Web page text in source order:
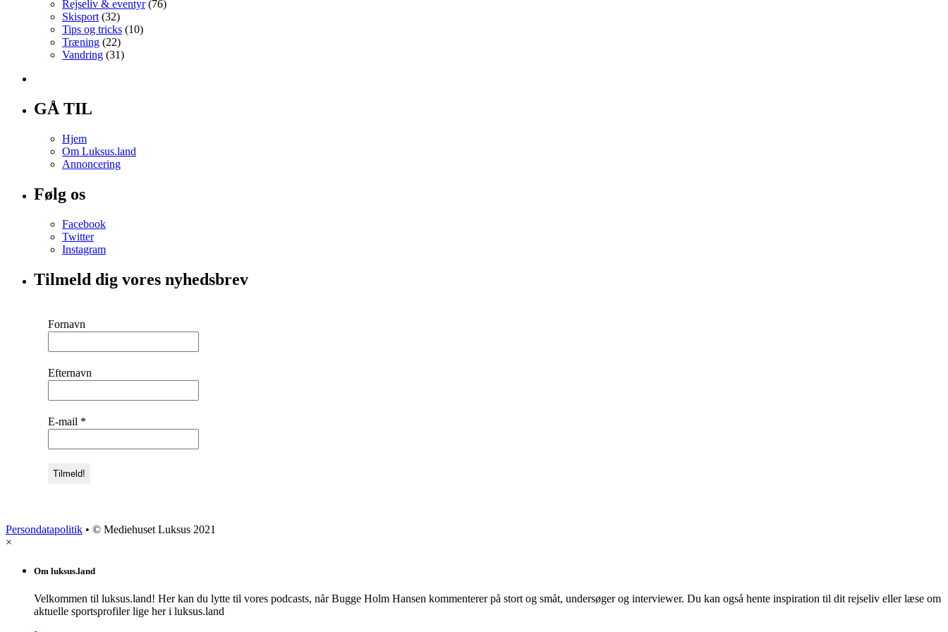
Rejseliv & eventyr(76)
Skisport (32)
Tips og tricks (10)
Træning (22)
Vandring (31)
GÅ TIL
Hjem
Om Luksus.land
Annoncering
Følg os
Facebook
Twitter
Instagram
Tilmeld dig vores nyhedsbrev
Fornavn
Efternavn
E-mail *
Persondatapolitik • © Mediehuset Luksus 2021
×
Om luksus.land
Velkommen til luksus.land! Her kan du lytte til vores podcasts, når Bugge Holm Hansen kommenterer på stort og småt, undersøger og interviewer. Du kan også hente inspiration til dit rejseliv eller læse om
aktuelle sportsprofiler lige her i luksus.land